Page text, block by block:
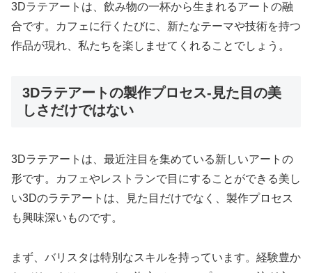
3Dラテアートは、飲み物の一杯から生まれるアートの融
合です。カフェに行くたびに、新たなテーマや技術を持つ
作品が現れ、私たちを楽しませてくれることでしょう。
3Dラテアートの製作プロセス-見た目の美
しさだけではない
3Dラテアートは、最近注目を集めている新しいアートの
形です。カフェやレストランで目にすることができる美し
い3Dのラテアートは、見た目だけでなく、製作プロセス
も興味深いものです。
まず、バリスタは特別なスキルを持っています。経験豊か